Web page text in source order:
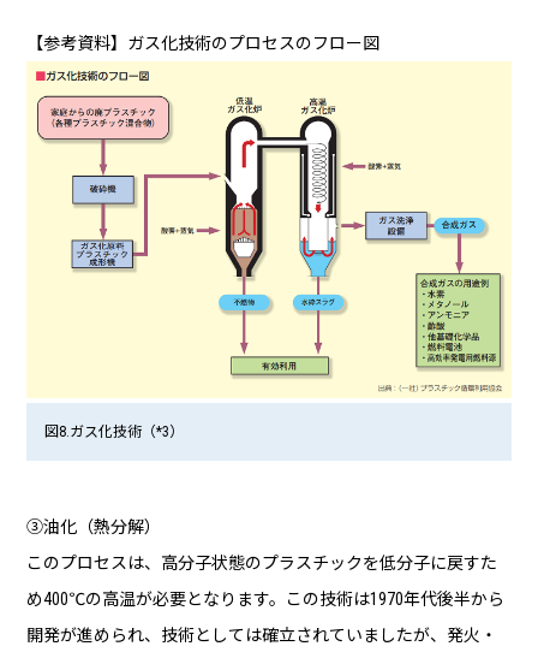
【参考資料】ガス化技術のプロセスのフロー図
図8.ガス化技術（*3）
③油化（熱分解）
このプロセスは、高分子状態のプラスチックを低分子に戻すた
め400℃の高温が必要となります。この技術は1970年代後半から
開発が進められ、技術としては確立されていましたが、発火・